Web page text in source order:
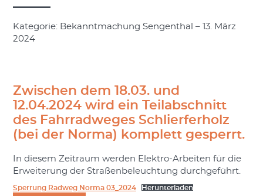
Kategorie: Bekanntmachung Sengenthal – 13. März
2024
Zwischen dem 18.03. und
12.04.2024 wird ein Teilabschnitt
des Fahrradweges Schlierferholz
(bei der Norma) komplett gesperrt.
In diesem Zeitraum werden Elektro-Arbeiten für die
Erweiterung der Straßenbeleuchtung durchgeführt.
Sperrung Radweg Norma 03_2024 Herunterladen